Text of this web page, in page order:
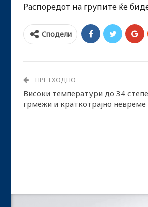
Распоредот на групите ќе
Сподели
ПРЕТХОДНО
Високи температури до 34
грмежи и краткотрајно невреме